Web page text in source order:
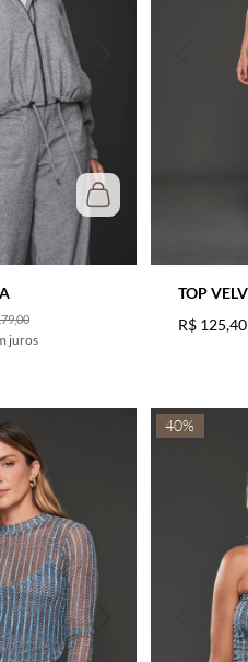
,00
juros
TOP
R$ 125,40
40%